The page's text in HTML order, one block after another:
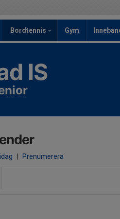
Bordtennis Gym
IS
| Prenumerera